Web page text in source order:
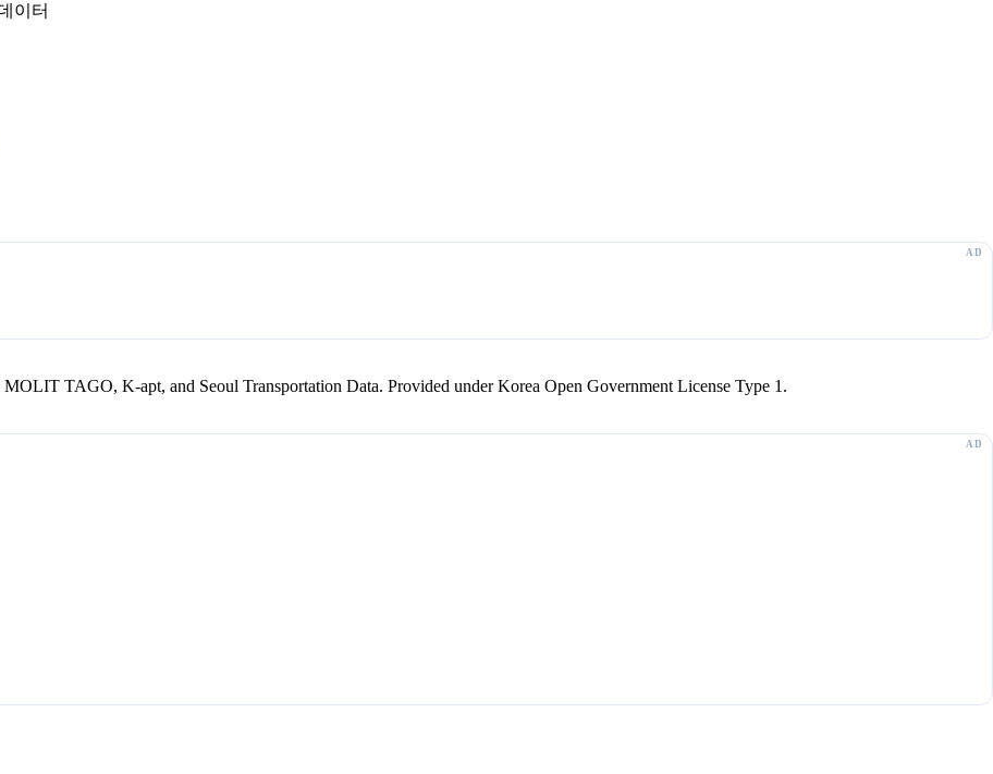
이터
TAGO, K-apt, and Seoul Transportation Data. Provided under Korea Open Government License Type 1.